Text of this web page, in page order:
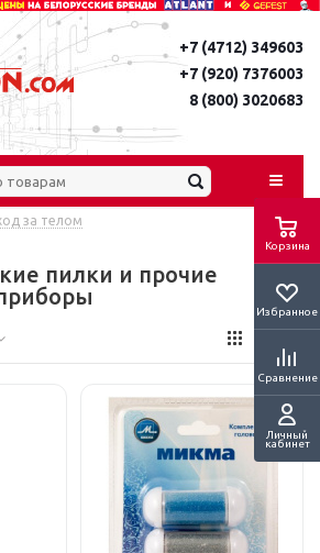
Корзина
Избранное
Сравнение
Личный
кабинет
+7 (4712) 349603
+7 (920) 7376003
8 (800) 3020683
за телом
пилки и прочие